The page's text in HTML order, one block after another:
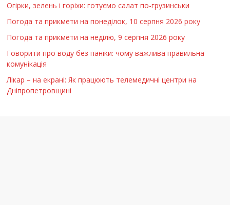
Огірки, зелень і горіхи: готуємо салат по-грузинськи
Погода та прикмети на понеділок, 10 серпня 2026 року
Погода та прикмети на неділю, 9 серпня 2026 року
Говорити про воду без паніки: чому важлива правильна
комунікація
Лікар – на екрані: Як працюють телемедичні центри на
Дніпропетровщині